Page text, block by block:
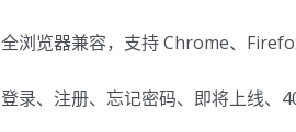
全浏览器兼容，支持 Chrome、
登录、注册、忘记密码、即将上线、